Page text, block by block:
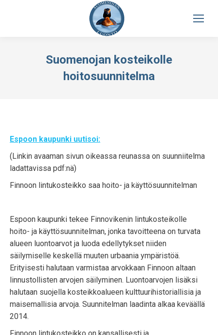
Suomenojan kosteikolle
hoitosuunnitelma
Espoon kaupunki uutisoi:
(Linkin avaaman sivun oikeassa reunassa on suunniitelma
ladattavissa pdf:nä)
Finnoon lintukosteikko saa hoito- ja käyttösuunnitelman
Espoon kaupunki tekee Finnovikenin lintukosteikolle
hoito- ja käyttösuunnitelman, jonka tavoitteena on turvata
alueen luontoarvot ja luoda edellytykset niiden
säilymiselle keskellä muuten urbaania ympäristöä.
Erityisesti halutaan varmistaa arvokkaan Finnoon altaan
linnustollisten arvojen säilyminen. Luontoarvojen lisäksi
halutaan suojella kosteikkoalueen kulttuurihistoriallisia ja
maisemallisia arvoja. Suunnitelman laadinta alkaa keväällä
2014.